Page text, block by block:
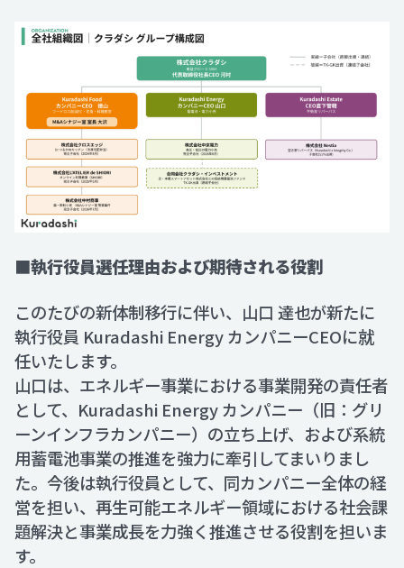
■執行役員選任理由および期待される役割
このたびの新体制移行に伴い、山口 達也が新たに
執行役員 Kuradashi Energy カンパニーCEOに就
任いたします。
山口は、エネルギー事業における事業開発の責任者
として、Kuradashi Energy カンパニー（旧：グリ
ーンインフラカンパニー）の立ち上げ、および系統
用蓄電池事業の推進を強力に牽引してまいりまし
た。今後は執行役員として、同カンパニー全体の経
営を担い、再生可能エネルギー領域における社会課
題解決と事業成長を力強く推進させる役割を担いま
す。